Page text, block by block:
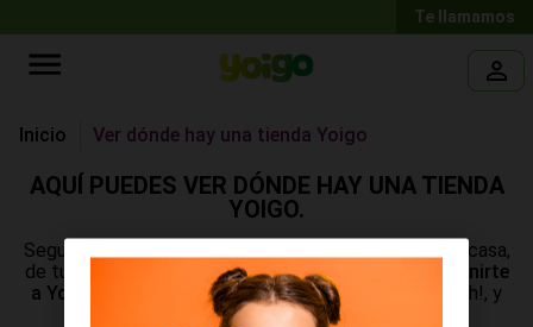
Te llamamos
Inicio Ver dónde hay una tienda Yoigo
AQUÍ PUEDES VER DÓNDE HAY UNA TIENDA
YOIGO.
Seguro que hay una
muy cerquita de tu casa,
de tu trabajo... donde puedes hacer muchas cosas:
venirte
a Yoigo, renovar tu móvil o reparar el que tienes.
Ah!, y
¡no olvides echarle un ojo a nuestra revista!